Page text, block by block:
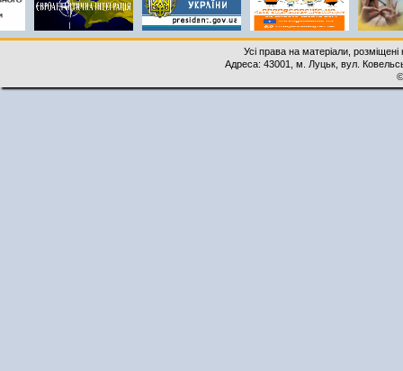
Усі права на матеріали,
Адреса: 43001, м. Луцьк, вул.